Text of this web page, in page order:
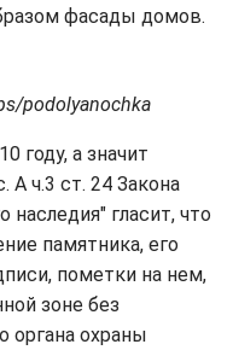
фасады домов.
podolyanochka
году, а значит
ч.3 ст. 24 Закона
наследия" гласит, что
памятника, его
пометки на нем,
зоне без
органа охраны